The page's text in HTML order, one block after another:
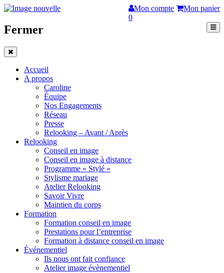
Mon compte
Mon panier
0
Fermer
Accueil
A propos
Caroline
Équipe
Nos Engagements
Réseau
Presse
Relooking – Avant / Après
Relooking
Conseil en image
Conseil en image à distance
Programme « Stylé »
Stylisme mariage
Atelier Relooking
Savoir Vivre
Maintien du corps
Formation
Formation conseil en image
Prestations pour l’entreprise
Formation à distance conseil en image
Événementiel
Ils nous ont fait confiance
Atelier image évènementiel